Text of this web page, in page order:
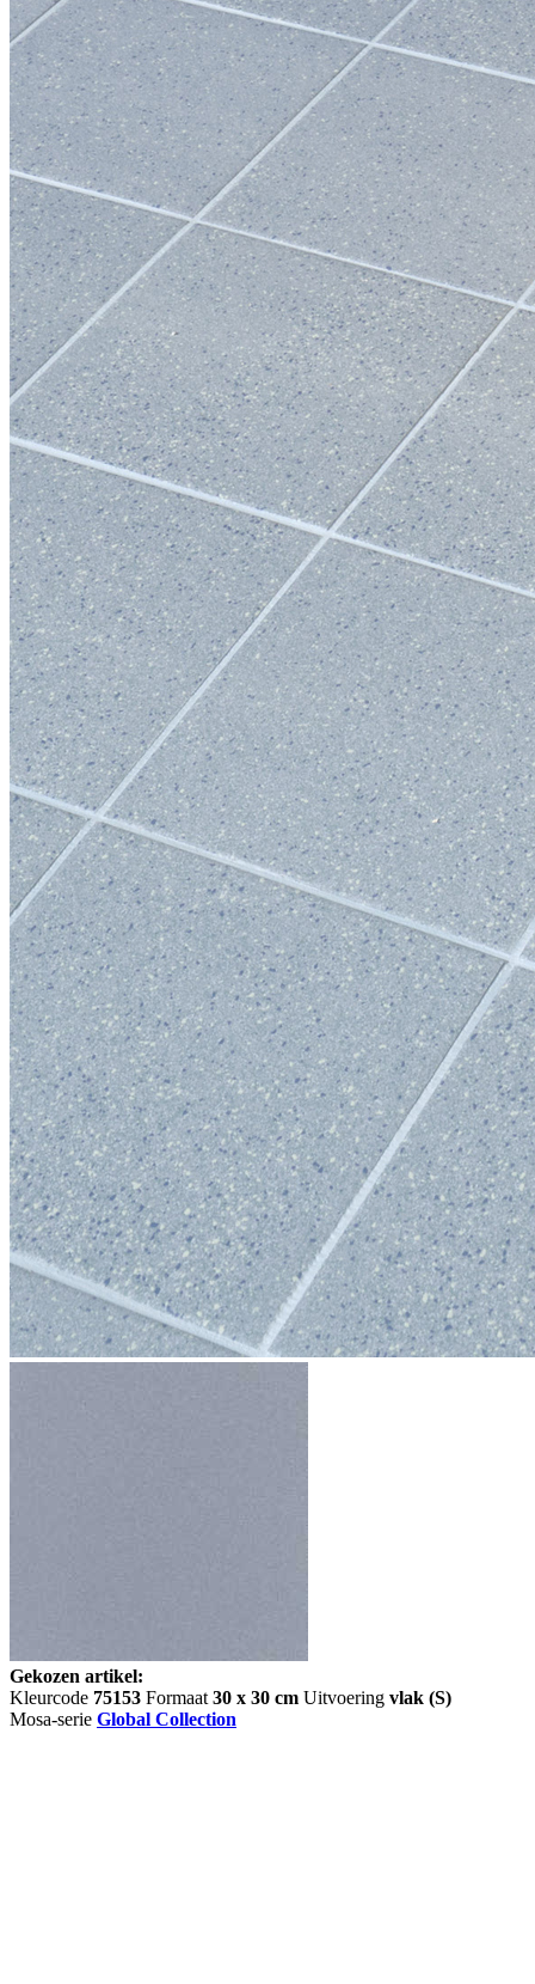
Gekozen artikel:
Kleurcode 75153 Formaat 30 x 30 cm Uitvoering vlak (S)
Mosa-serie Global Collection